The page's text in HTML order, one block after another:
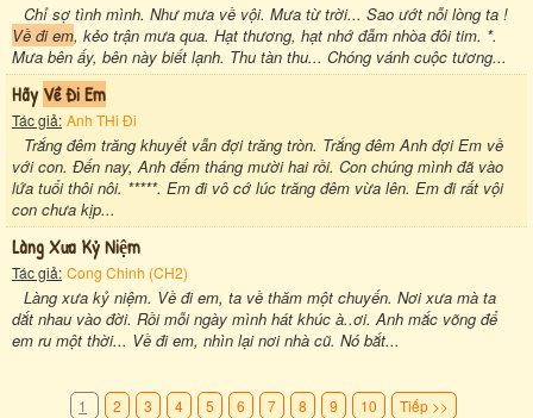
Chỉ sợ tình mình. Như mưa về vội. Mưa từ trời... Sao ướt nỗi lòng ta !
Về đi em, kẻo trận mưa qua. Hạt thương, hạt nhớ đẫm nhòa đôi tim. *.
Mưa bên ấy, bên này biết lạnh. Thu tàn thu... Chóng vánh cuộc tương...
Hãy Về Đi Em
Tác giả: Anh THi Đi
Trắng đêm trăng khuyết vẫn đợi trăng tròn. Trắng đêm Anh đợi Em về
với con. Đến nay, Anh đếm tháng mười hai rồi. Con chúng mình đã vào
lứa tuổi thôi nôi. *****. Em đi vô cớ lúc trăng đêm vừa lên. Em đi rất vội
con chưa kịp...
Làng Xưa Kỷ Niệm
Tác giả: Cong Chinh (CH2)
Làng xưa kỷ niệm. Về đi em, ta về thăm một chuyến. Nơi xưa mà ta
dắt nhau vào đời. Rồi mỗi ngày mình hát khúc à..ơi. Anh mắc võng để
em ru một thời... Về đi em, nhìn lại nơi nhà cũ. Nó bắt...
1 2 3 4 5 6 7 8 9 10 Tiếp >>